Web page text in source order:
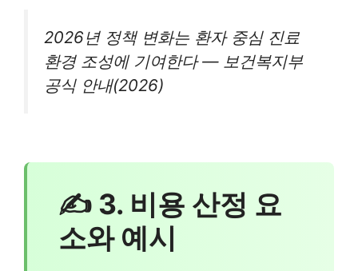
2026년 정책 변화는 환자 중심 진료
환경 조성에 기여한다 — 보건복지부
공식 안내(2026)
✍ 3. 비용 산정 요
소와 예시